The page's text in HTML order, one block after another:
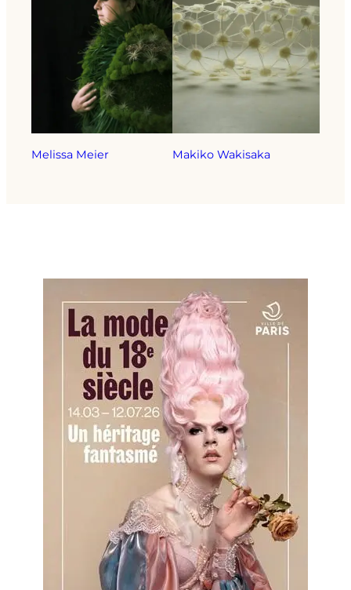
Melissa Meier Makiko Wakisaka